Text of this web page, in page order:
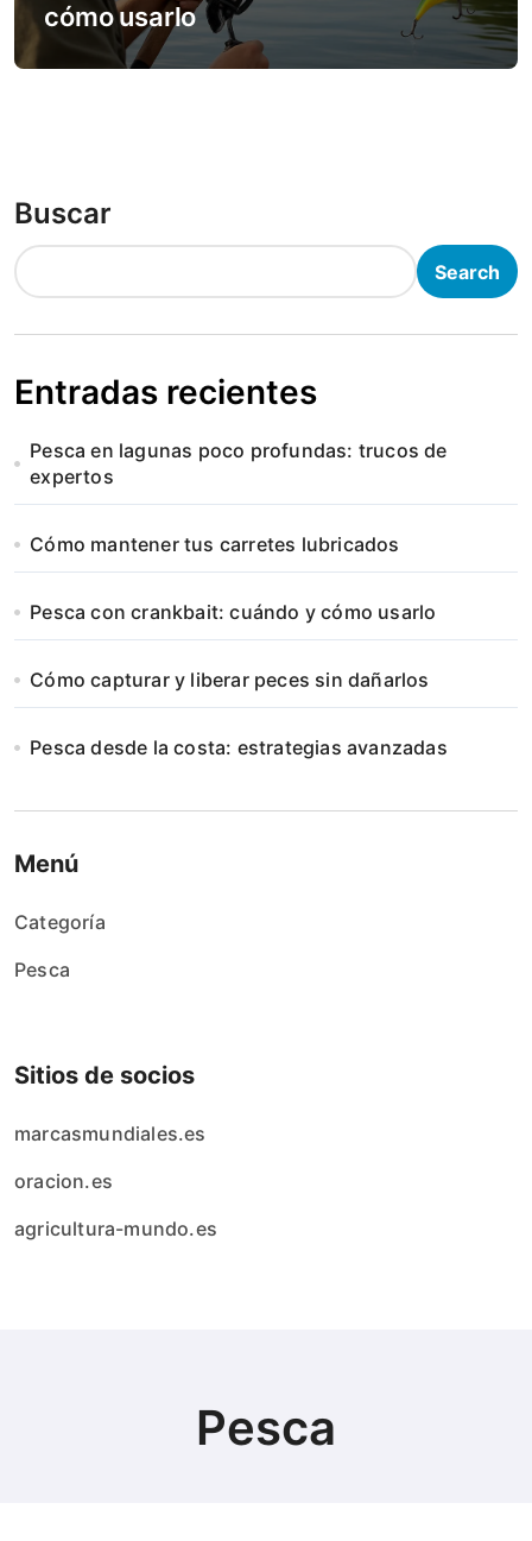
cómo usarlo
Buscar
Search
Entradas recientes
Pesca en lagunas poco profundas: trucos de
expertos
Cómo mantener tus carretes lubricados
Pesca con crankbait: cuándo y cómo usarlo
Cómo capturar y liberar peces sin dañarlos
Pesca desde la costa: estrategias avanzadas
Menú
Categoría
Pesca
Sitios de socios
marcasmundiales.es
oracion.es
agricultura-mundo.es
Pesca